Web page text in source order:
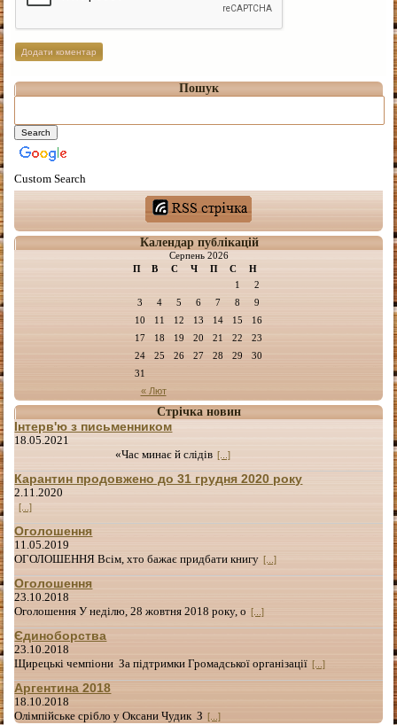
Пошук
Custom Search
Календар публікацій
Серпень 2026
П
В С Ч П С Н
« Лют
1
2
3
4 5 6 7 8
9
10
11 12 13 14 15
16
17
18 19 20 21 22
23
24
25 26 27 28 29
30
31
Стрічка новин
Інтерв'ю з письменником
18.05.2021
«Час минає й слідів [...]
Карантин продовжено до 31 грудня 2020 року
2.11.2020
[...]
Оголошення
11.05.2019
ОГОЛОШЕННЯ Всім, хто бажає придбати книгу [...]
Оголошення
23.10.2018
Оголошення У неділю, 28 жовтня 2018 року, о [...]
Єдиноборства
23.10.2018
Щирецькі чемпіони За підтримки Громадської організації [...]
Аргентина 2018
18.10.2018
Олімпійське срібло у Оксани Чудик З
[...]